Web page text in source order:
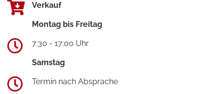
Verkauf
Montag bis Freitag
7:30 - 17:00 Uhr
Samstag
Termin nach Absprache